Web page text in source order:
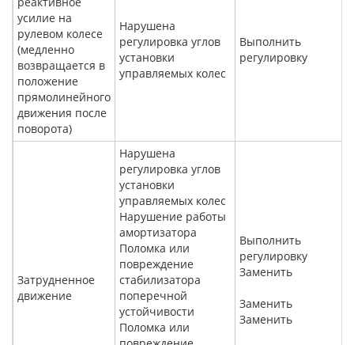
усилие на
рулевом колесе
(медленно
возвращается в
положение
прямолинейного
движения после
поворота)
Нарушена
регулировка углов
установки
управляемых колес
Выполнить
регулировку
Затрудненное
движение
Нарушена
регулировка углов
установки
управляемых колес
Нарушение работы
амортизатора
Поломка или
повреждение
стабилизатора
поперечной
устойчивости
Поломка или
Выполнить
регулировку
Заменить
Заменить
Заменить